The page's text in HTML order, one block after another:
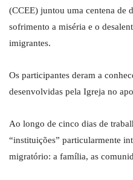
(CCEE) juntou uma centena de
sofrimento a miséria e o
imigrantes.
Os participantes deram a
desenvolvidas pela Igreja no
Ao longo de cinco dias de
“instituições” particularmente
migratório: a família, as